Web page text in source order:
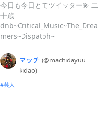
今日も今日とてツイッター💫 二
十歳
dnb~Critical_Music~The_Drea
mers~Dispatph~
マッチ (@machidayuu
kidao)
芸人